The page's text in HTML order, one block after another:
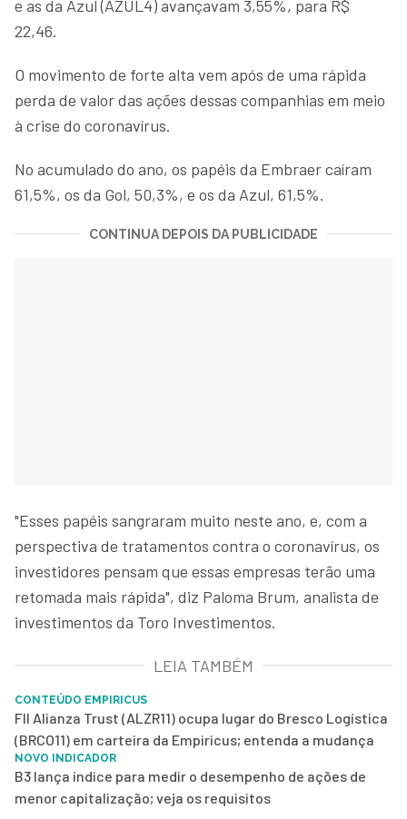
e as da Azul (AZUL4) avançavam 3,55%, para R$
22,46.
O movimento de forte alta vem após de uma rápida
perda de valor das ações dessas companhias em meio
à crise do coronavírus.
No acumulado do ano, os papéis da Embraer caíram
61,5%, os da Gol, 50,3%, e os da Azul, 61,5%.
CONTINUA DEPOIS DA PUBLICIDADE
"Esses papéis sangraram muito neste ano, e, com a
perspectiva de tratamentos contra o coronavírus, os
investidores pensam que essas empresas terão uma
retomada mais rápida", diz Paloma Brum, analista de
investimentos da Toro Investimentos.
LEIA TAMBÉM
CONTEÚDO EMPIRICUS
FII Alianza Trust (ALZR11) ocupa lugar do Bresco Logística
(BRCO11) em carteira da Empiricus; entenda a mudança
NOVO INDICADOR
B3 lança índice para medir o desempenho de ações de
menor capitalização; veja os requisitos